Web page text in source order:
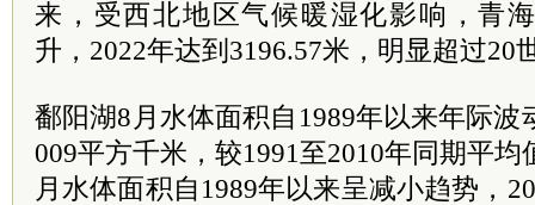
来，受西北地区气候暖湿化影响，青
升，2022年达到3196.57米，明显超过20
鄱阳湖8月水体面积自1989年以来年际波
009平方千米，较1991至2010年同期平均
月水体面积自1989年以来呈减小趋势，